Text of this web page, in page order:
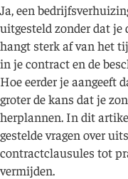
Ja, een
uitgesteld zonder dat
hangt sterk af van het
in je contract en de
Hoe eerder je aangeeft
groter de kans dat je
herplannen. In dit
gestelde vragen over
contractclausules tot
vermijden.